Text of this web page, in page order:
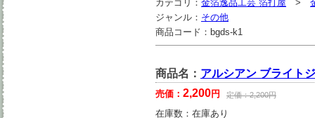
カテゴリ： 金箔逸品工芸 箔打屋 >
ジャンル： その他
商品コード： bgds-k1
商品名： アルシアン ブライト
売価： 2,200円 定価：2,200円
在庫数： 在庫あり